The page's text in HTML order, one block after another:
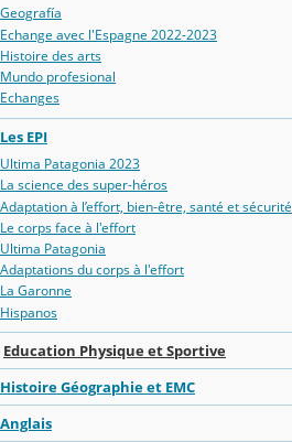
Geografía
Echange avec l'Espagne 2022-2023
Histoire des arts
Mundo profesional
Echanges
Les EPI
Ultima Patagonia 2023
La science des super-héros
Adaptation à l’effort, bien-être, santé et sécurité
Le corps face à l'effort
Ultima Patagonia
Adaptations du corps à l'effort
La Garonne
Hispanos
Education Physique et Sportive
Histoire Géographie et EMC
Anglais